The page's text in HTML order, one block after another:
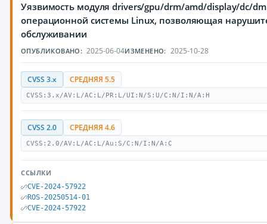
Уязвимость модуля drivers/gpu/drm/amd/display/dc/
операционной системы Linux, позволяющая
обслуживании
ОПУБЛИКОВАНО: 2025-06-04ИЗМЕНЕНО: 2025-10-28
CVSS 3.x СРЕДНЯЯ 5.5
CVSS:3.x/AV:L/AC:L/PR:L/UI:N/S:U/C:N/I:N/A:H
CVSS 2.0 СРЕДНЯЯ 4.6
CVSS:2.0/AV:L/AC:L/Au:S/C:N/I:N/A:C
ССЫЛКИ
CVE-2024-57922
ROS-20250514-01
CVE-2024-57922